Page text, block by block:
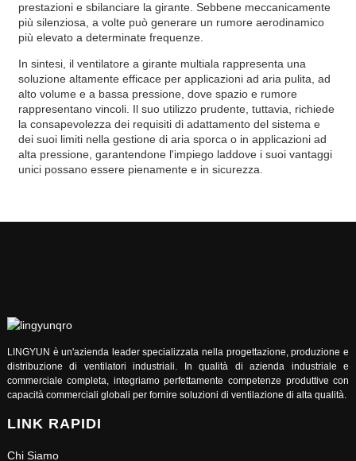
prestazioni e sbilanciare la girante. Sebbene meccanicamente
più silenziosa, a volte può generare un rumore aerodinamico
più elevato a determinate frequenze.
In sintesi, il ventilatore a girante multiala rappresenta una
soluzione altamente efficace per applicazioni ad aria pulita, ad
alto volume e a bassa pressione, dove spazio e rumore
rappresentano vincoli. Il suo utilizzo prudente, tuttavia, richiede
la consapevolezza dei requisiti di adattamento del sistema e
dei suoi limiti nella gestione di aria sporca o in applicazioni ad
alta pressione, garantendone l'impiego laddove i suoi vantaggi
unici possano essere pienamente e in sicurezza.
LINGYUN è un'azienda leader specializzata nella progettazione, produzione e
distribuzione di ventilatori industriali. In qualità di azienda industriale e
commerciale completa, integriamo perfettamente competenze produttive con
capacità commerciali globali per fornire soluzioni di ventilazione di alta qualità.
LINK RAPIDI
Chi Siamo